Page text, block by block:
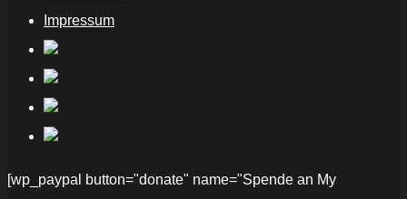
Impressum
[wp_paypal button="donate" name="Spende an My